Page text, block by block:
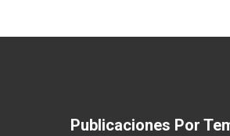
Publicaciones Por